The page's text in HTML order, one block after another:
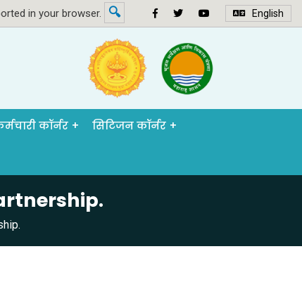
English
कॉर्नर सिटिजन कॉर्नर
in your browser. 🔍